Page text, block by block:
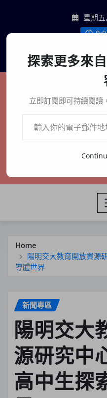
content
星期
聯絡我們
新
在地、記
Home
陽明交大教育開放資源
導體世界
新聞專區
陽明交大
源研究中
高中生探
探索更多來
立即訂閱即可持續閱讀